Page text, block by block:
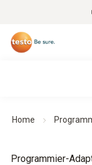
Home
Programmier-